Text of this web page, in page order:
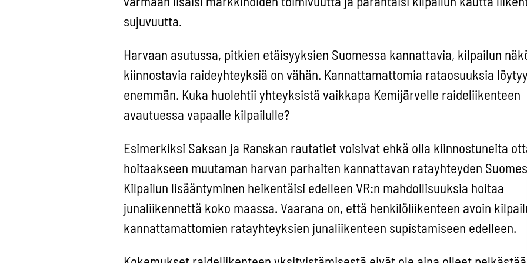
sujuvuutta.
Harvaan asutussa, pitkien etäisyyksien Suomessa kannattavia, kilpailun
kiinnostavia raideyhteyksiä on vähän. Kannattamattomia rataosuuksia
enemmän. Kuka huolehtii yhteyksistä vaikkapa Kemijärvelle raideliikenteen
avautuessa vapaalle kilpailulle?
Esimerkiksi Saksan ja Ranskan rautatiet voisivat ehkä olla kiinnostuneita
hoitaakseen muutaman harvan parhaiten kannattavan ratayhteyden
Kilpailun lisääntyminen heikentäisi edelleen VR:n mahdollisuuksia hoitaa
junaliikennettä koko maassa. Vaarana on, että henkilöliikenteen avoin
kannattamattomien ratayhteyksien junaliikenteen supistamiseen edelleen.